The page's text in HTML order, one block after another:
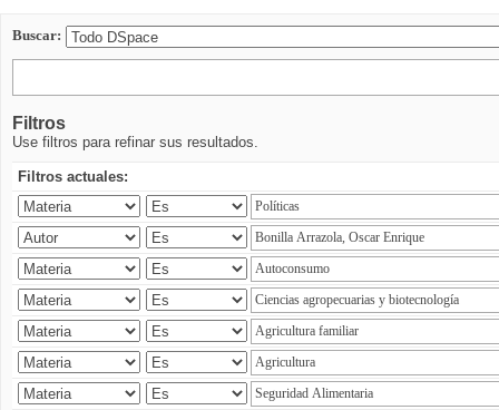
Buscar:
Filtros
Use filtros para refinar sus resultados.
Filtros actuales: